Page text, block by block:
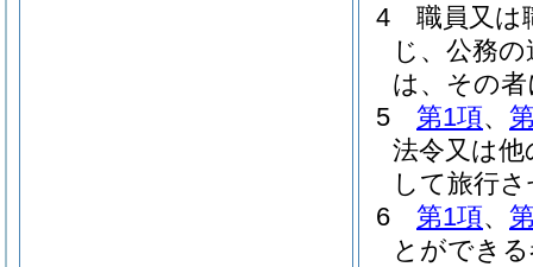
4
職員又は
じ、公務
は、その
5
第1項、
法令又は
して旅行
6
第1項、
とができ